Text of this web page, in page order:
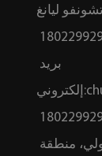
ليانغ
إلكتروني: